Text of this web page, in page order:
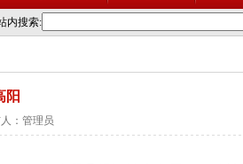
内搜索:
阳
：管理员